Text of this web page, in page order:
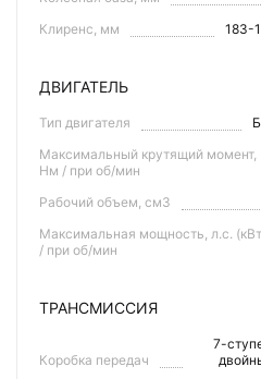
Клиренс, мм
183-
ДВИГАТЕЛЬ
Тип двигателя
Максимальный крутящий момент,
Нм / при об/мин
Рабочий объем, см3
Максимальная мощность, л.с.
/ при об/мин
ТРАНСМИССИЯ
Коробка передач
7-